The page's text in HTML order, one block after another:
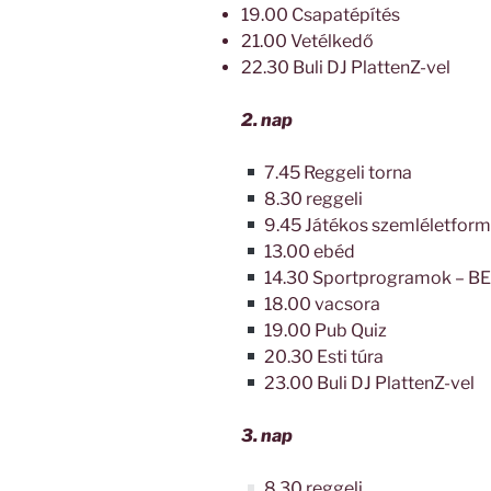
19.00 Csapatépítés
21.00 Vetélkedő
22.30 Buli DJ PlattenZ-vel
2. nap
7.45 Reggeli torna
8.30 reggeli
9.45 Játékos
13.00 ebéd
14.30 Sportprogramok –
18.00 vacsora
19.00 Pub Quiz
20.30 Esti túra
23.00 Buli DJ PlattenZ-vel
3. nap